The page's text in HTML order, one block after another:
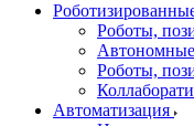
Роботы,
Роботы,
Автоматизация